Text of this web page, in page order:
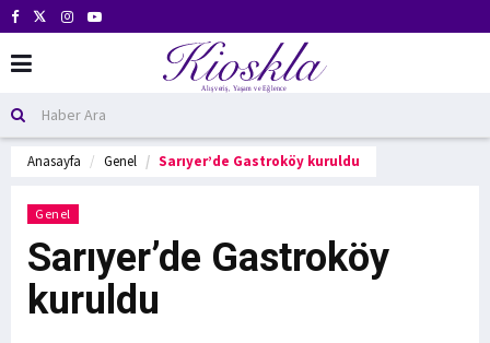
Anasayfa Genel Sarıyer’de Gastroköy kuruldu
Genel
Sarıyer’de Gastroköy
kuruldu